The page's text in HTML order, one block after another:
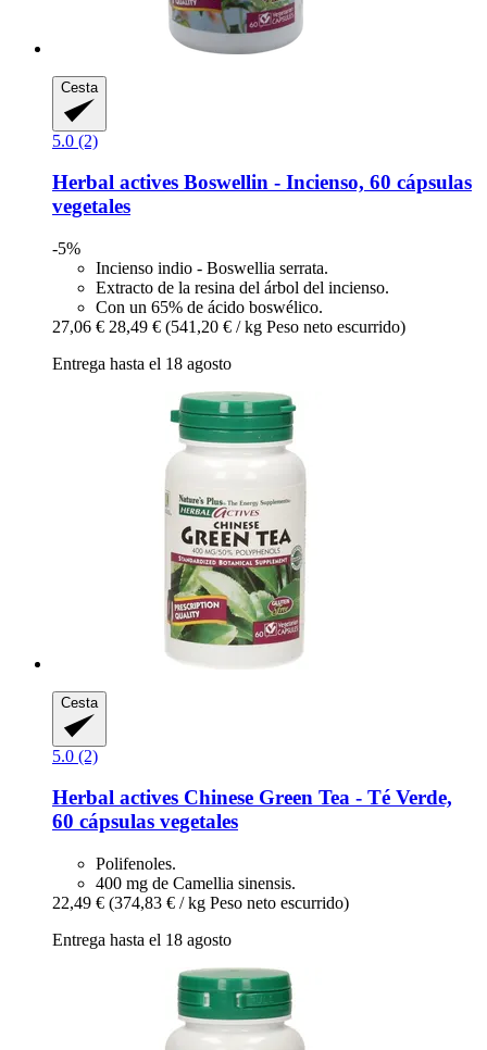
Cesta
5.0 (2)
Herbal actives Boswellin -​ Incienso, 60 cápsulas
vegetales
-5%
Incienso indio - Boswellia serrata.
Extracto de la resina del árbol del incienso.
Con un 65% de ácido boswélico.
27,06 € 28,49 € (541,20 € / kg Peso neto escurrido)
Entrega hasta el 18 agosto
Cesta
5.0 (2)
Herbal actives Chinese Green Tea -​ Té Verde,
60 cápsulas vegetales
Polifenoles.
400 mg de Camellia sinensis.
22,49 € (374,83 € / kg Peso neto escurrido)
Entrega hasta el 18 agosto